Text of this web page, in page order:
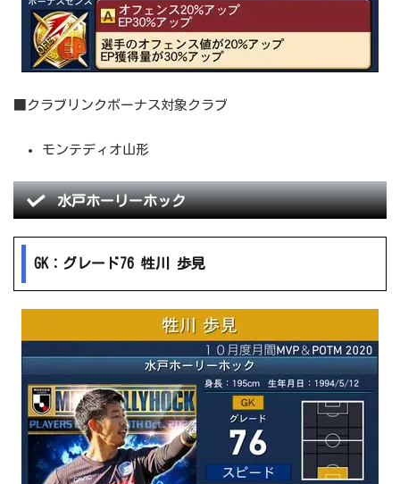
■クラブリンクボーナス対象クラブ
モンテディオ山形
水戸ホーリーホック
GK：グレード76 牲川 歩見